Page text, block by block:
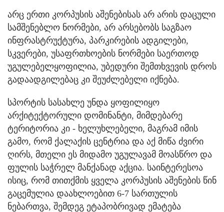
არც ერთი კორპუსის აშენებისას არ არის დაცული
სამშენებლო ნორმები, არ არსებობს საგზაო
ინფრასტრუქტურა, პარკირების ადგილები,
სკვერები, უსაფრთხოების ნორმები საერთოდ
უგულებელყოფილია, უბედური შემთხვევის დროს
გადაადგილებაც კი შეუძლებელი იქნება.
სპორტის სასახლე უნდა ყოფილიყო
არქიტექტორული დომინანტი, მიმდებარე
ტერიტორია კი - ხელუხლებელი, მაგრამ იმის
გამო, რომ ქალაქის ცენტრია და აქ მიწა ძვირი
ღირს, მთელი ეს მიდამო უგულავამ მოასწრო და
ფულის საჭრელ მანქანად აქცია. საინტერესოა
ისიც, რომ თითქმის ყველა კორპუსის აშენების წინ
გაცემულია დაახლოებით 6-7 სართულის
ნებართვა, შემდეგ ეტაპობრივად ემატება